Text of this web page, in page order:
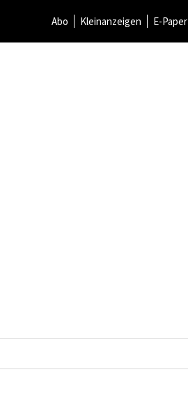
Abo Kleinanzeigen E-Paper